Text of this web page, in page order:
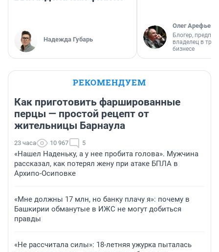
Надежда Губарь
Олег Арефьев
Блогер,
владелец в
бизнесе
РЕКОМЕНДУЕМ
Как приготовить фаршированные
перцы — простой рецепт от
жительницы Барнаула
23 часа 10 967 5
«Нашел Наденьку, а у нее пробита голова». Мужчина
рассказал, как потерял жену при атаке БПЛА в
Архипо-Осиповке
«Мне должны 17 млн, но банку плачу я»: почему в
Башкирии обманутые в ИЖС не могут добиться
правды
«Не рассчитала силы»: 18-летняя ужурка пыталась